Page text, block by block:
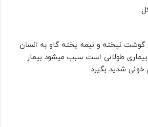
گوشت نپخته و نیمه پخته گاو به انسان
طولانی است سبب میشود بیمار
شدید بگیرد.